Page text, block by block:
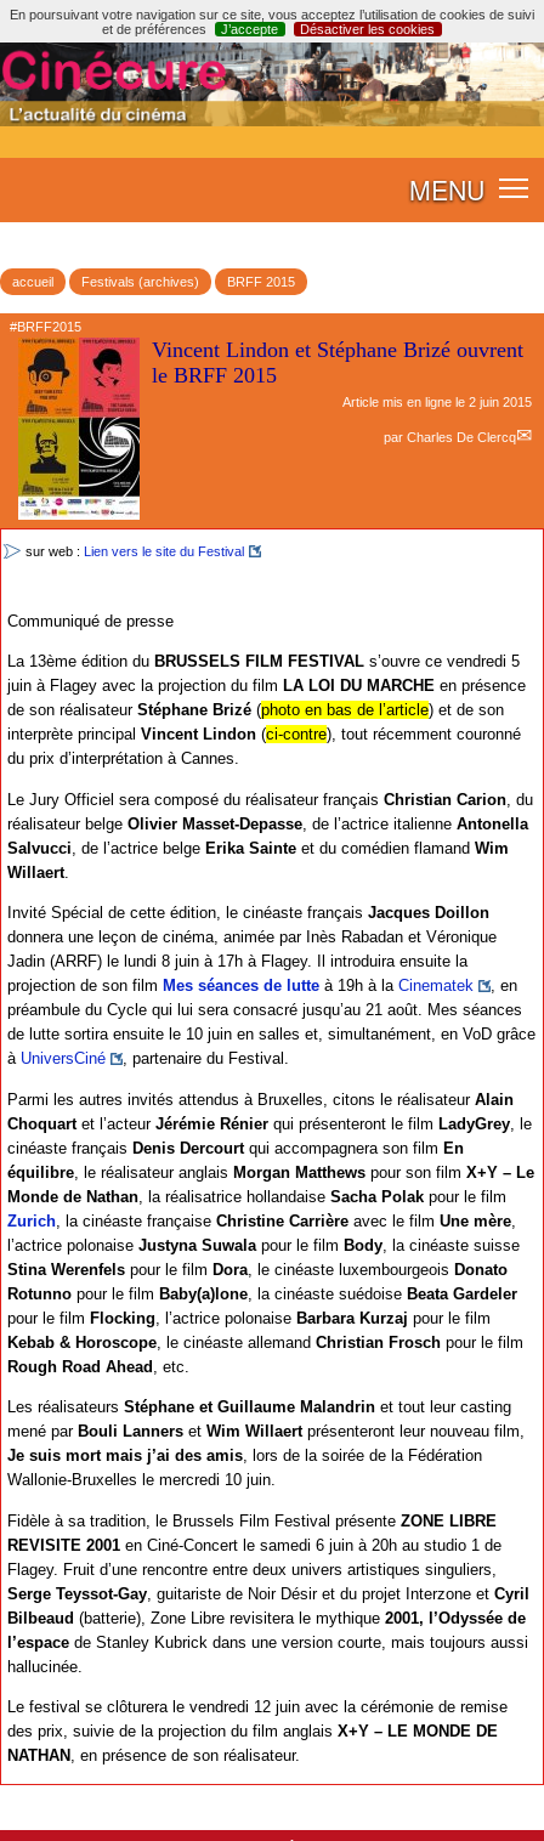
En poursuivant votre navigation sur ce site, vous acceptez l’utilisation de cookies de suivi
et de préférences
J’accepte Désactiver les cookies
MENU
accueil Festivals (archives) BRFF 2015
#BRFF2015
Vincent Lindon et Stéphane Brizé ouvrent
le BRFF 2015
Article mis en ligne le 2 juin 2015
par Charles De Clercq
sur web : Lien vers le site du Festival
Communiqué de presse
La 13ème édition du BRUSSELS FILM FESTIVAL s’ouvre ce vendredi 5
juin à Flagey avec la projection du film LA LOI DU MARCHE en présence
de son réalisateur Stéphane Brizé (photo en bas de l’article) et de son
interprète principal Vincent Lindon (ci-contre), tout récemment couronné
du prix d’interprétation à Cannes.
Le Jury Officiel sera composé du réalisateur français Christian Carion , du
réalisateur belge Olivier Masset-Depasse , de l’actrice italienne Antonella
Salvucci , de l’actrice belge Erika Sainte et du comédien flamand Wim
Willaert.
Invité Spécial de cette édition, le cinéaste français Jacques Doillon
donnera une leçon de cinéma, animée par Inès Rabadan et Véronique
Jadin (ARRF) le lundi 8 juin à 17h à Flagey. Il introduira ensuite la
projection de son film Mes séances de lutte à 19h à la Cinematek
, en
préambule du Cycle qui lui sera consacré jusqu’au 21 août. Mes séances
de lutte sortira ensuite le 10 juin en salles et, simultanément, en VoD grâce
à UniversCiné , partenaire du Festival.
Parmi les autres invités attendus à Bruxelles, citons le réalisateur Alain
Choquartet l’acteur Jérémie Rénier qui présenteront le film LadyGrey , le
cinéaste français Denis Dercourtqui accompagnera son film En
équilibre , le réalisateur anglais Morgan Matthews pour son film X+Y – Le
Monde de Nathan , la réalisatrice hollandaise Sacha Polak pour le film
Zurich , la cinéaste française Christine Carrière avec le film Une mère
l’actrice polonaise Justyna Suwala pour le film Body , la cinéaste suisse
Stina Werenfels pour le film Dora , le cinéaste luxembourgeois Donato
Rotunno pour le film Baby(a)lone , la cinéaste suédoise Beata Gardeler
pour le film Flocking , l’actrice polonaise Barbara Kurzaj pour le film
Kebab & Horoscope , le cinéaste allemand Christian Frosch pour le film
Rough Road Ahead , etc.
Les réalisateurs Stéphane et Guillaume Malandrin et tout leur casting
mené par Bouli Lanners et Wim Willaertprésenteront leur nouveau film,
Je suis mort mais j’ai des amis, lors de la soirée de la Fédération
Wallonie-Bruxelles le mercredi 10 juin.
Fidèle à sa tradition, le Brussels Film Festival présente ZONE LIBRE
REVISITE 2001 en Ciné-Concert le samedi 6 juin à 20h au studio 1 de
Flagey. Fruit d’une rencontre entre deux univers artistiques singuliers,
Serge Teyssot-Gay , guitariste de Noir Désir et du projet Interzone et Cyril
Bilbeaud (batterie), Zone Libre revisitera le mythique 2001, l’Odyssée de
l’espace de Stanley Kubrick dans une version courte, mais toujours aussi
hallucinée.
Le festival se clôturera le vendredi 12 juin avec la cérémonie de remise
des prix, suivie de la projection du film anglais X+Y – LE MONDE DE
NATHAN
, en présence de son réalisateur.